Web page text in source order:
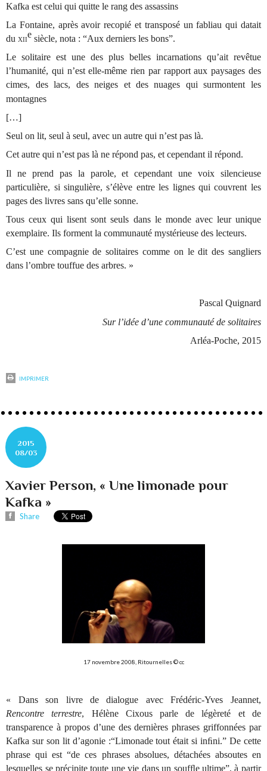
Kafka est celui qui quitte le rang des assassins
La Fontaine, après avoir recopié et transposé un fabliau qui datait
duxiie siècle, nota : “Aux derniers les bons”.
Le solitaire est une des plus belles incarnations qu’ait revêtue
l’humanité, qui n’est elle-même rien par rapport aux paysages des
cimes, des lacs, des neiges et des nuages qui surmontent les
montagnes
[…]
Seul on lit, seul à seul, avec un autre qui n’est pas là.
Cet autre qui n’est pas là ne répond pas, et cependant il répond.
Il ne prend pas la parole, et cependant une voix silencieuse
particulière, si singulière, s’élève entre les lignes qui couvrent les
pages des livres sans qu’elle sonne.
Tous ceux qui lisent sont seuls dans le monde avec leur unique
exemplaire. Ils forment la communauté mystérieuse des lecteurs.
C’est une compagnie de solitaires comme on le dit des sangliers
dans l’ombre touffue des arbres. »
Pascal Quignard
Sur l’idée d’une communauté de solitaires
Arléa-Poche, 2015
IMPRIMER
2015
08/03
Xavier Person, « Une limonade pour
Kafka »
Share
17 novembre 2008, Ritournelles © cc
« Dans son livre de dialogue avec Frédéric-Yves Jeannet,
Rencontre terrestre, Hélène Cixous parle de légèreté et de
transparence à propos d’une des dernières phrases griffonnées par
Kafka sur son lit d’agonie :“Limonade tout était si inﬁni.” De cette
phrase qui est “de ces phrases absolues, détachées absoutes en
lesquelles se précipite toute une vie dans un soufﬂe ultime”, à partir